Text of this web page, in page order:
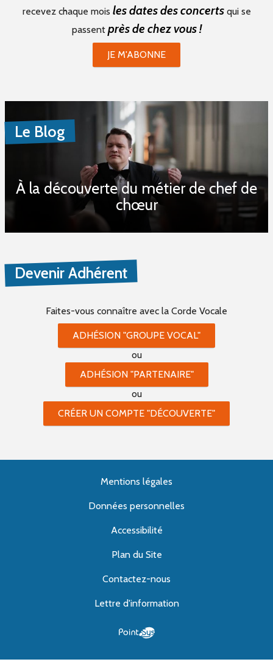
recevez chaque mois les dates des concertsqui se
passent près de chez vous !
JE M'ABONNE
Le Blog
À la découverte du métier de chef de
chœur
Devenir Adhérent
Faites-vous connaître avec la Corde Vocale
ADHÉSION "GROUPE VOCAL"
ou
ADHÉSION "PARTENAIRE"
ou
CRÉER UN COMPTE "DÉCOUVERTE"
Mentions légales
Données personnelles
Accessibilité
Plan du Site
Contactez-nous
Lettre d'information